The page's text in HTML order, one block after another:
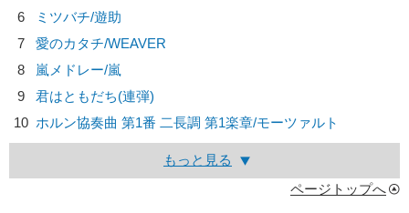
6
ミツバチ/遊助
7
愛のカタチ/WEAVER
8
嵐メドレー/嵐
9
君はともだち(連弾)
10 ホルン協奏曲 第1番 二長調 第1楽章/モーツァルト
もっと見る
ページトップへ